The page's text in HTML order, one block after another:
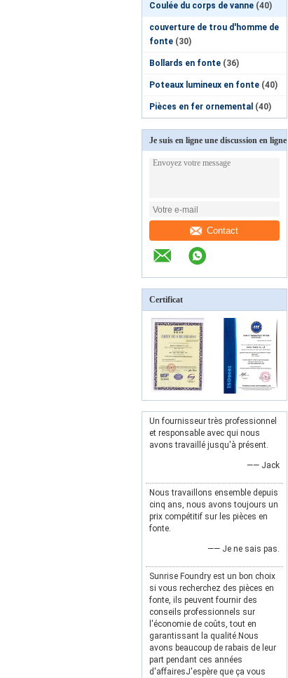
Coulée du corps de vanne (40)
couverture de trou d'homme de
fonte (30)
Bollards en fonte (36)
Poteaux lumineux en fonte (40)
Pièces en fer ornemental (40)
Je suis en ligne une discussion en ligne
Contact
Certificat
Un fournisseur très professionnel
et responsable avec qui nous
avons travaillé jusqu'à présent.
—— Jack
Nous travaillons ensemble depuis
cinq ans, nous avons toujours un
prix compétitif sur les pièces en
fonte.
—— Je ne sais pas.
Sunrise Foundry est un bon choix
si vous recherchez des pièces en
fonte, ils peuvent fournir des
conseils professionnels sur
l'économie de coûts, tout en
garantissant la qualité.Nous
avons beaucoup de rabais de leur
part pendant ces années
d'affairesJ'espère que ça vous